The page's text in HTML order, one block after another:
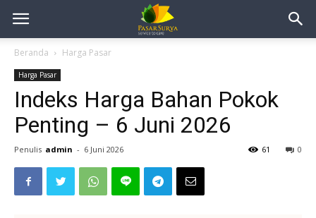
Beranda Harga Pasar
Harga Pasar
Indeks Harga Bahan Pokok
Penting – 6 Juni 2026
Penulis admin - 6 Juni 2026 0
61